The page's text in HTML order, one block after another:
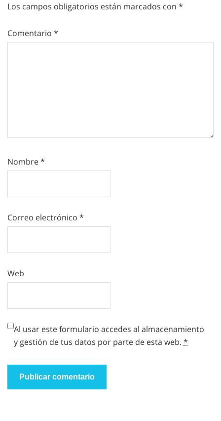
Los campos obligatorios están marcados con *
Comentario *
Nombre*
Correo electrónico *
Web
Al usar este formulario accedes al almacenamiento
y gestión de tus datos por parte de esta web. *